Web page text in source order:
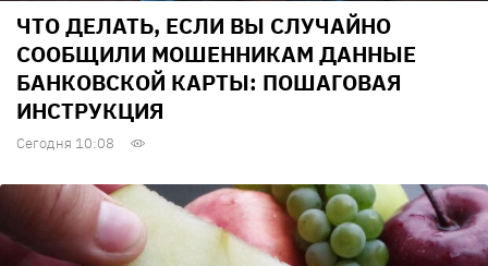
ЧТО ДЕЛАТЬ, ЕСЛИ ВЫ СЛУЧАЙНО
СООБЩИЛИ МОШЕННИКАМ ДАННЫЕ
БАНКОВСКОЙ КАРТЫ: ПОШАГОВАЯ
ИНСТРУКЦИЯ
Сегодня 10:08